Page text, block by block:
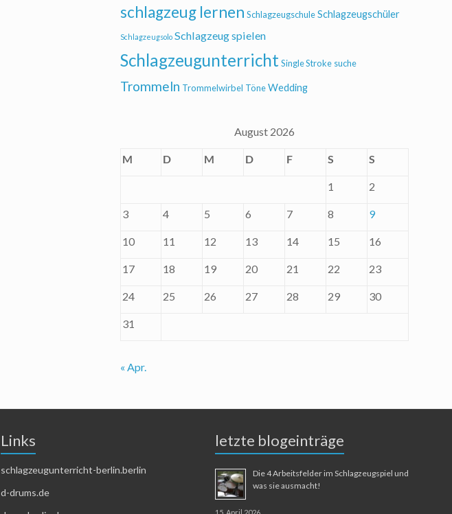
schlagzeug lernen SchlagzeugschuleSchlagzeugschüler
Schlagzeugsolo Schlagzeug spielen
SchlagzeugunterrichtSingle Stroke suche
Trommeln Trommelwirbel TöneWedding
August 2026
M D M D F S S
1 2
3 4 5 6 7 8 9
10 11 12 13 14 15 16
17 18 19 20 21 22 23
24 25 26 27 28 29 30
31
« Apr.
Links
schlagzeugunterricht-berlin.berlin
d-drums.de
letzte blogeinträge
Die 4 Arbeitsfelder im Schlagzeugspiel und
was sie ausmacht!